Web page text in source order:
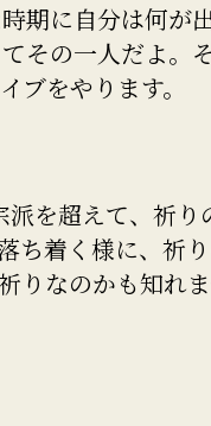
期に自分は何が
その一人だよ。
ブをやります。
を超えて、祈り
ち着く様に、祈
りなのかも知れ